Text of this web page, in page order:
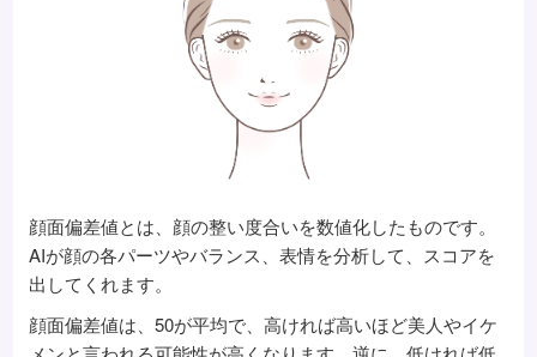
顔面偏差値とは、顔の整い度合いを数値化したものです。
AIが顔の各パーツやバランス、表情を分析して、スコアを
出してくれます。
顔面偏差値は、50が平均で、高ければ高いほど美人やイケ